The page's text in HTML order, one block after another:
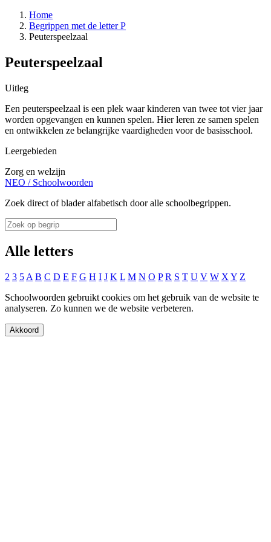
Home
Begrippen met de letter P
Peuterspeelzaal
Peuterspeelzaal
Uitleg
Een peuterspeelzaal is een plek waar kinderen van twee tot vier jaar
worden opgevangen en kunnen spelen. Hier leren ze samen spelen
en ontwikkelen ze belangrijke vaardigheden voor de basisschool.
Leergebieden
Zorg en welzijn
NEO / Schoolwoorden
Zoek direct of blader alfabetisch door alle schoolbegrippen.
Alle letters
2 3 5 A B C D E F G H I J K L M N O P R S T U V W X Y Z
Schoolwoorden gebruikt cookies om het gebruik van de website te
analyseren. Zo kunnen we de website verbeteren.
Akkoord